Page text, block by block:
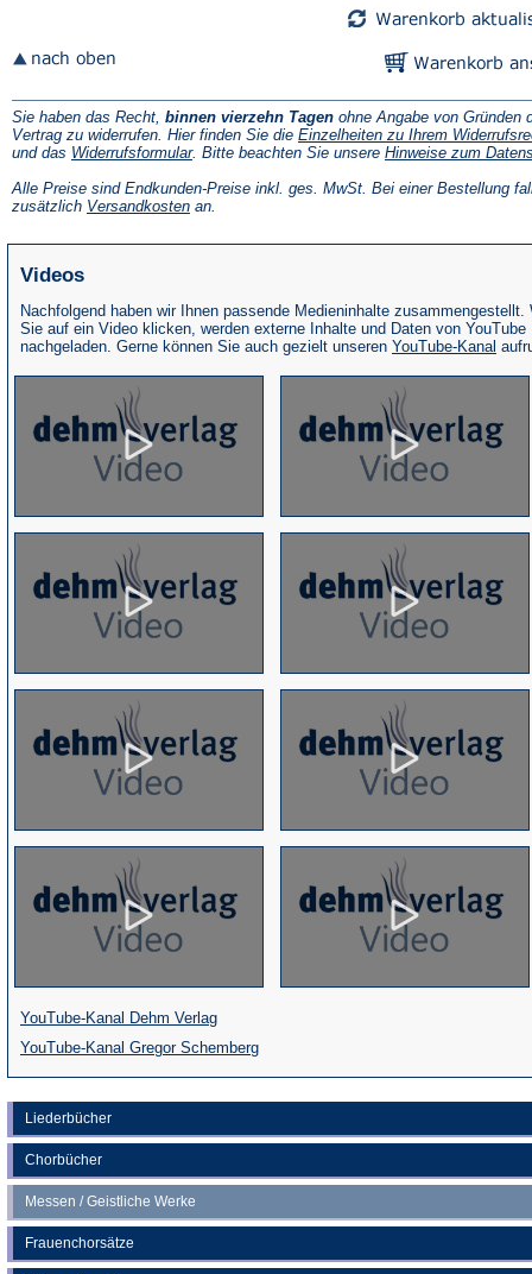
Liederbücher
Chorbücher
Messen / Geistliche Werke
Frauenchorsätze
Sie haben das Recht, binnen vierzehn Tagen ohne Angabe von Gründen
Vertrag zu widerrufen. Hier finden Sie die Einzelheiten zu Ihrem
und das Widerrufsformular(Öffnet
einem
neuen
. Bitte beachten Sie unsere Hinweise zum
Alle Preise sind Endkunden-Preise inkl. ges. MwSt. Bei einer Bestellung
zusätzlich Versandkosten(Öffnet
an.
Videos
Nachfolgend haben wir Ihnen passende Medieninhalte zusammengestellt.
Sie auf ein Video klicken, werden externe Inhalte und Daten von YouTube
nachgeladen. Gerne können Sie auch gezielt unseren YouTube-Kanal
YouTube-Kanal Dehm Verlag(Öffnet
in
einem
neuen
Tab)
YouTube-Kanal Gregor Schemberg(Öffnet
in
einem
neuen